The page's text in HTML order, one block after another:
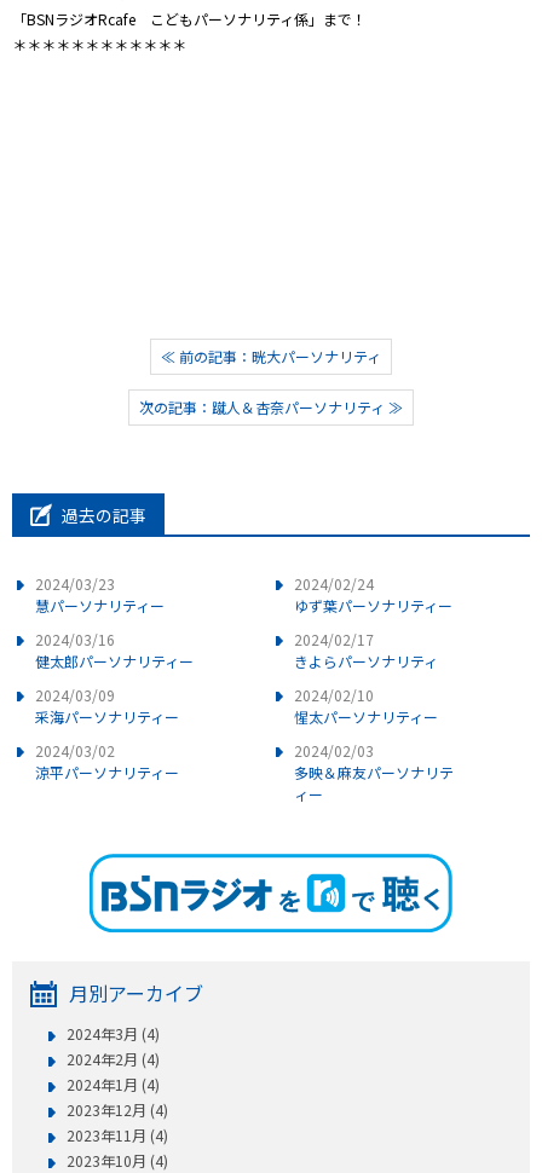
「BSNラジオRcafe こどもパーソナリティ係」まで！
＊＊＊＊＊＊＊＊＊＊＊＊
≪ 前の記事：晄大パーソナリティ
次の記事：蹴人＆杏奈パーソナリティ ≫
過去の記事
2024/03/23
慧パーソナリティー
2024/03/16
健太郎パーソナリティー
2024/03/09
采海パーソナリティー
2024/03/02
涼平パーソナリティー
2024/02/24
ゆず葉パーソナリティー
2024/02/17
きよらパーソナリティ
2024/02/10
惺太パーソナリティー
2024/02/03
多映＆麻友パーソナリテ
ィー
月別アーカイブ
2024年3月 (4)
2024年2月 (4)
2024年1月 (4)
2023年12月 (4)
2023年11月 (4)
2023年10月 (4)